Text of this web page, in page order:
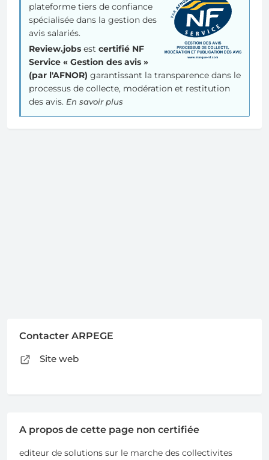
plateforme tiers de confiance
spécialisée dans la gestion des
avis salariés.
Review.jobs est certifié NF
Service « Gestion des avis »
(par l'AFNOR) garantissant la transparence dans le
processus de collecte, modération et restitution
des avis. En savoir plus
Contacter ARPEGE
Site web
A propos de cette page non certifiée
editeur de solutions sur le marche des collectivites